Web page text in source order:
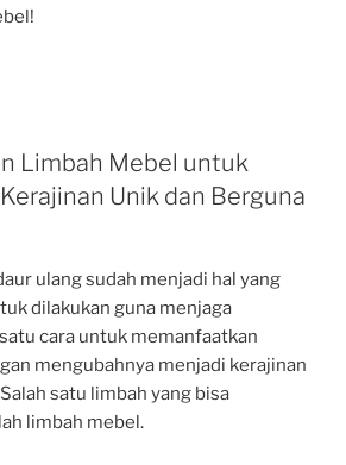
Limbah Mebel untuk
Unik dan Berguna
ulang sudah menjadi hal yang
dilakukan guna menjaga
cara untuk memanfaatkan
mengubahnya menjadi kerajinan
satu limbah yang bisa
limbah mebel.